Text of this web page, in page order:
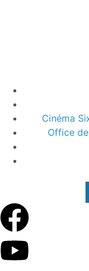
Cinéma
Office